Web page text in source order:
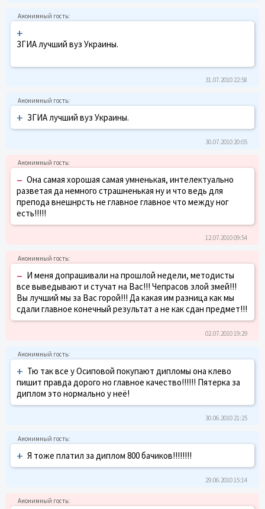
+
ЗГИА лучший вуз Украины.
31.07.2010 22:58
+ ЗГИА лучший вуз Украины.
30.07.2010 20:05
– Она самая хорошая самая умненькая, интелектуально
разветая да немного страшненькая ну и что ведь для
препода внешнрсть не главное главное что между ног
есть!!!!!
12.07.2010 09:54
– И меня допрашивали на прошлой недели, методисты
все выведывают и стучат на Вас!!! Чепрасов злой змей!!!
Вы лучший мы за Вас горой!!! Да какая им разница как мы
сдали главное конечный результат а не как сдан предмет!!!
02.07.2010 19:29
+ Тю так все у Осиповой покупают дипломы она клево
пишит правда дорого но главное качество!!!!!! Пятерка за
диплом это нормально у неё!
30.06.2010 21:25
+ Я тоже платил за диплом 800 бачиков!!!!!!!!
29.06.2010 15:14